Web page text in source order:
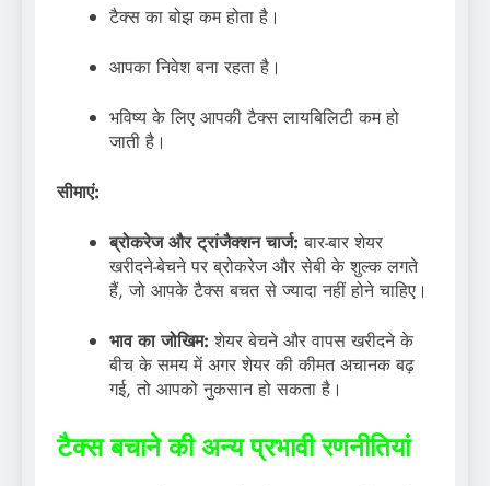
टैक्स का बोझ कम होता है।
आपका निवेश बना रहता है।
भविष्य के लिए आपकी टैक्स लायबिलिटी कम हो
जाती है।
सीमाएं:
ब्रोकरेज और ट्रांजैक्शन चार्ज: बार-बार शेयर
खरीदने-बेचने पर ब्रोकरेज और सेबी के शुल्क लगते
हैं, जो आपके टैक्स बचत से ज्यादा नहीं होने चाहिए।
भाव का जोखिम: शेयर बेचने और वापस खरीदने के
बीच के समय में अगर शेयर की कीमत अचानक बढ़
गई, तो आपको नुकसान हो सकता है।
टैक्स बचाने की अन्य प्रभावी रणनीतियां